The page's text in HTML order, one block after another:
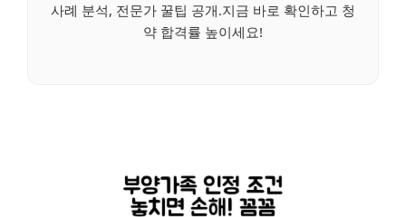
사례 분석, 전문가 꿀팁 공개.지금 바로 확인하고 청
약 합격률 높이세요!